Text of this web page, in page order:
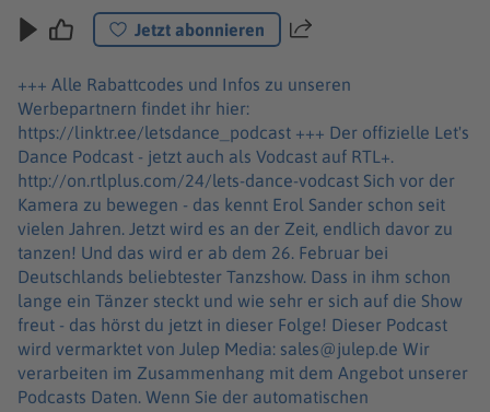
Jetzt abonnieren Teilen
+++ Alle Rabattcodes und Infos zu unseren
Werbepartnern findet ihr hier:
https://linktr.ee/letsdance_podcast +++ Der offizielle Let's
Dance Podcast - jetzt auch als Vodcast auf RTL+.
http://on.rtlplus.com/24/lets-dance-vodcast Sich vor der
Kamera zu bewegen - das kennt Erol Sander schon seit
vielen Jahren. Jetzt wird es an der Zeit, endlich davor zu
tanzen! Und das wird er ab dem 26. Februar bei
Deutschlands beliebtester Tanzshow. Dass in ihm schon
lange ein Tänzer steckt und wie sehr er sich auf die Show
freut - das hörst du jetzt in dieser Folge! Dieser Podcast
wird vermarktet von Julep Media: sales@julep.de Wir
verarbeiten im Zusammenhang mit dem Angebot unserer
Podcasts Daten. Wenn Sie der automatischen